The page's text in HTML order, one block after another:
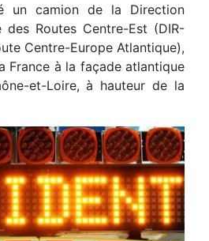
un camion de la Direction
des Routes Centre-Est (DIR-
Centre-Europe Atlantique),
France à la façade atlantique
et-Loire, à hauteur de la